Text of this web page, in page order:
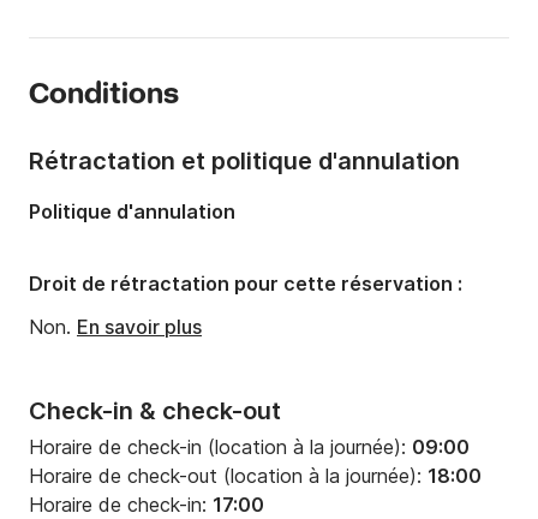
Nombre de couchages:
Nombre de salles de bains:
Tirant d'eau:1.25m
Puissance moteur:90cv
Conditions
Check-in & check-out
Horaire de check-in (location à la journée): 09:00
Horaire de check-out (location à la journée): 18:00
Horaire de check-in: 17:00
Rétractation et politique d'annulation
Politique d'annulation
Droit de rétractation pour cette réservation :
Non. En savoir plus